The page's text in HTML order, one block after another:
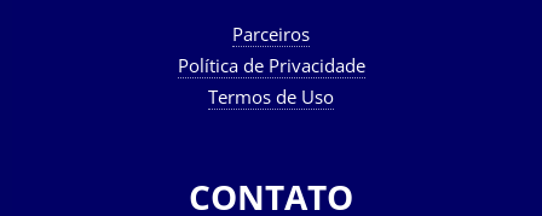
Parceiros
Política de Privacidade
Termos de Uso
CONTATO